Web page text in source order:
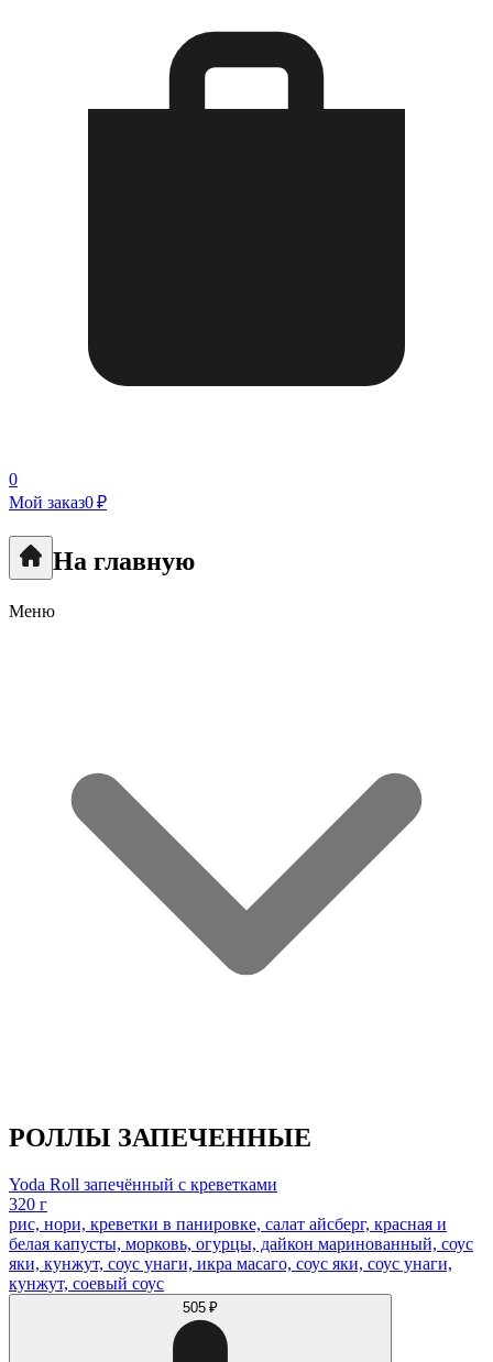
0
Мой заказ0 ₽
На главную
Меню
РОЛЛЫ ЗАПЕЧЕННЫЕ
Yoda Roll запечённый с креветками
320 г
рис, нори, креветки в панировке, салат айсберг, красная и
белая капусты, морковь, огурцы, дайкон маринованный, соус
яки, кунжут, соус унаги, икра масаго, соус яки, соус унаги,
кунжут, соевый соус
505 ₽